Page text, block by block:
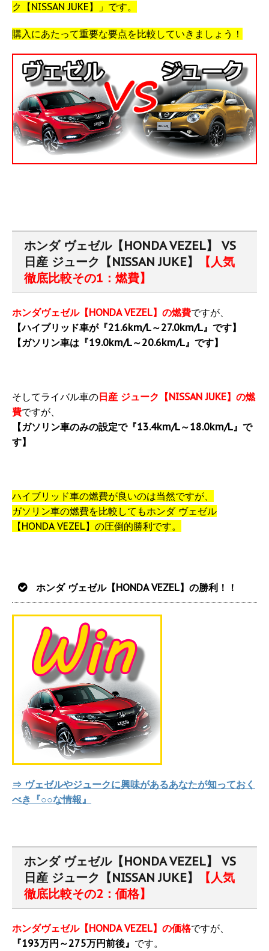
ク【NISSAN JUKE】」です。
購入にあたって重要な要点を比較していきましょう！
ホンダ ヴェゼル【HONDA VEZEL】 VS
日産 ジューク【NISSAN JUKE】
【人気
徹底比較その1：燃費】
ホンダヴェゼル【HONDA VEZEL】の燃費ですが、
【ハイブリッド車が『21.6km/L～27.0km/L』です】
【ガソリン車は『19.0km/L～20.6km/L』です】
そしてライバル車の日産 ジューク【NISSAN JUKE】の燃
費ですが、
【ガソリン車のみの設定で『13.4km/L～18.0km/L』で
す】
ハイブリッド車の燃費が良いのは当然ですが、
ガソリン車の燃費を比較してもホンダ ヴェゼル
【HONDA VEZEL】の圧倒的勝利です。
ホンダ ヴェゼル【HONDA VEZEL】の勝利！！
⇒ ヴェゼルやジュークに興味があるあなたが知っておく
べき『○○な情報』
ホンダ ヴェゼル【HONDA VEZEL】 VS
日産 ジューク【NISSAN JUKE】
【人気
徹底比較その2：価格】
ホンダヴェゼル【HONDA VEZEL】の価格ですが、
『193万円～275万円前後』 です。